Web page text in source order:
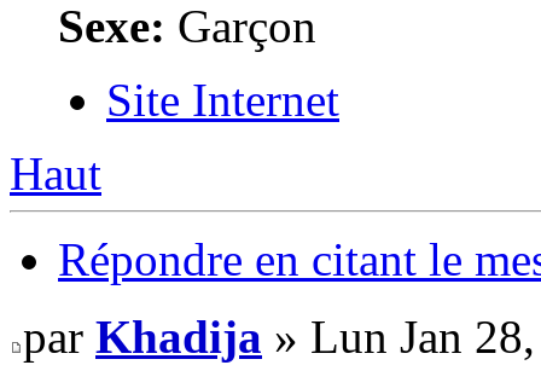
Sexe: Garçon
Site Internet
Haut
Répondre en citant le
par Khadija » Lun Jan